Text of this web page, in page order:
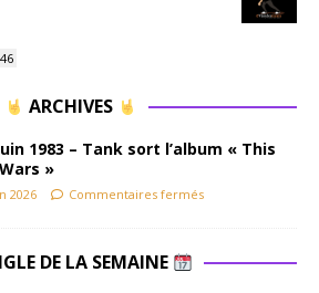
46
ARCHIVES
1983 – Tank sort l’album « This
»
2026 Commentaires fermés
DE LA SEMAINE